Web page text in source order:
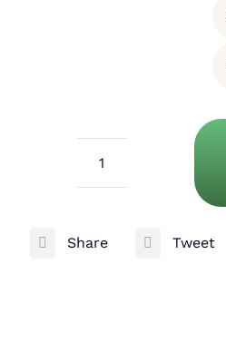
aantal
Share Tweet